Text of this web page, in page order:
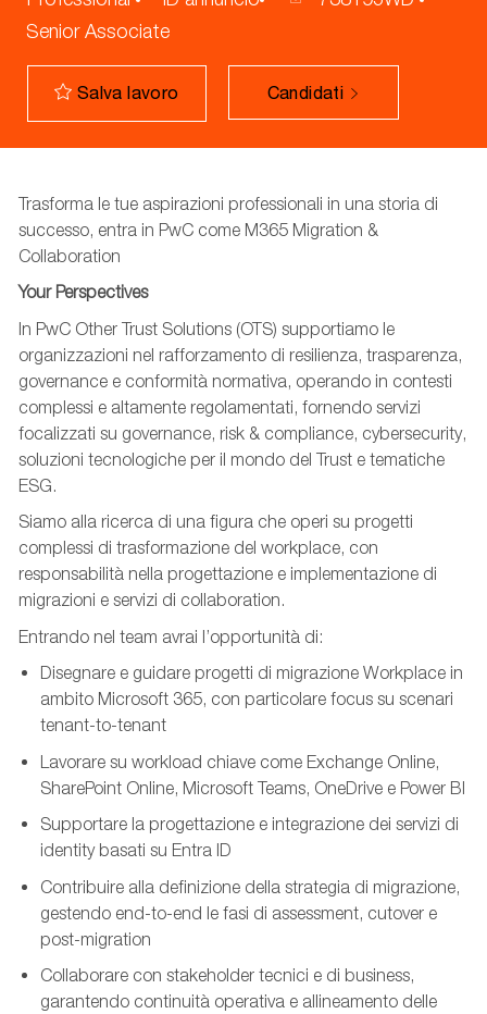
Senior Associate
Salva lavoro Candidati
Trasforma le tue aspirazioni professionali in una storia di
successo, entra in PwC come M365 Migration &
Collaboration
Your Perspectives
In PwC Other Trust Solutions (OTS) supportiamo le
organizzazioni nel rafforzamento di resilienza, trasparenza,
governance e conformità normativa, operando in contesti
complessi e altamente regolamentati, fornendo servizi
focalizzati su governance, risk & compliance, cybersecurity,
soluzioni tecnologiche per il mondo del Trust e tematiche
ESG.
Siamo alla ricerca di una figura che operi su progetti
complessi di trasformazione del workplace, con
responsabilità nella progettazione e implementazione di
migrazioni e servizi di collaboration.
Entrando nel team avrai l’opportunità di:
Disegnare e guidare progetti di migrazione Workplace in
ambito Microsoft 365, con particolare focus su scenari
tenant-to-tenant
Lavorare su workload chiave come Exchange Online,
SharePoint Online, Microsoft Teams, OneDrive e Power BI
Supportare la progettazione e integrazione dei servizi di
identity basati su Entra ID
Contribuire alla definizione della strategia di migrazione,
gestendo end-to-end le fasi di assessment, cutover e
post-migration
Collaborare con stakeholder tecnici e di business,
garantendo continuità operativa e allineamento delle